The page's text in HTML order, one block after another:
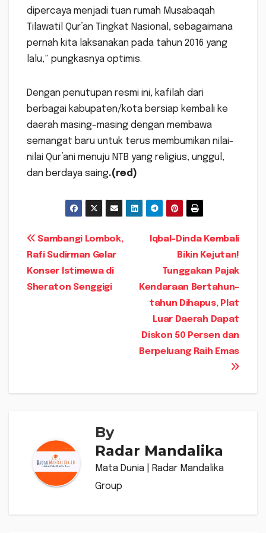
dipercaya menjadi tuan rumah Musabaqah
Tilawatil Qur’an Tingkat Nasional, sebagaimana
pernah kita laksanakan pada tahun 2016 yang
lalu,” pungkasnya optimis.
Dengan penutupan resmi ini, kafilah dari
berbagai kabupaten/kota bersiap kembali ke
daerah masing-masing dengan membawa
semangat baru untuk terus membumikan nilai-
nilai Qur’ani menuju NTB yang religius, unggul,
dan berdaya saing.(red)
Navigasi
pos
Iqbal-Dinda Kembali
Bikin Kejutan!
Tunggakan Pajak
Kendaraan Bertahun-
tahun Dihapus, Plat
Luar Daerah Dapat
Diskon 50 Persen dan
Berpeluang Raih Emas
Sambangi Lombok,
Rafi Sudirman Gelar
Konser Istimewa di
Sheraton Senggigi
By
Radar Mandalika
Mata Dunia | Radar Mandalika
Group